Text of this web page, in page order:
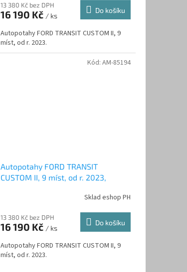
13 380 Kč bez DPH
16 190 Kč / ks
Do košíku
Autopotahy FORD TRANSIT CUSTOM II, 9
míst, od r. 2023.
Autopotahy FORD TRANSIT
CUSTOM II, 9 míst, od r. 2023,
Sklad eshop PH
13 380 Kč bez DPH
16 190 Kč / ks
Do košíku
Autopotahy FORD TRANSIT CUSTOM II, 9
míst, od r. 2023.
Kód: AM-85194